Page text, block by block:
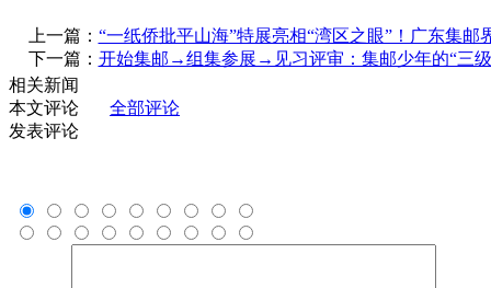
上一篇： “一纸侨批平山海”特展亮相“湾区之眼”！广东集
下一篇： 开始集邮→组集参展→见习评审：集邮少年的“三
相关新闻
本文评论
全部评论
发表评论